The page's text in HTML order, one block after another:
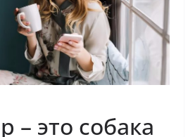
– это собака